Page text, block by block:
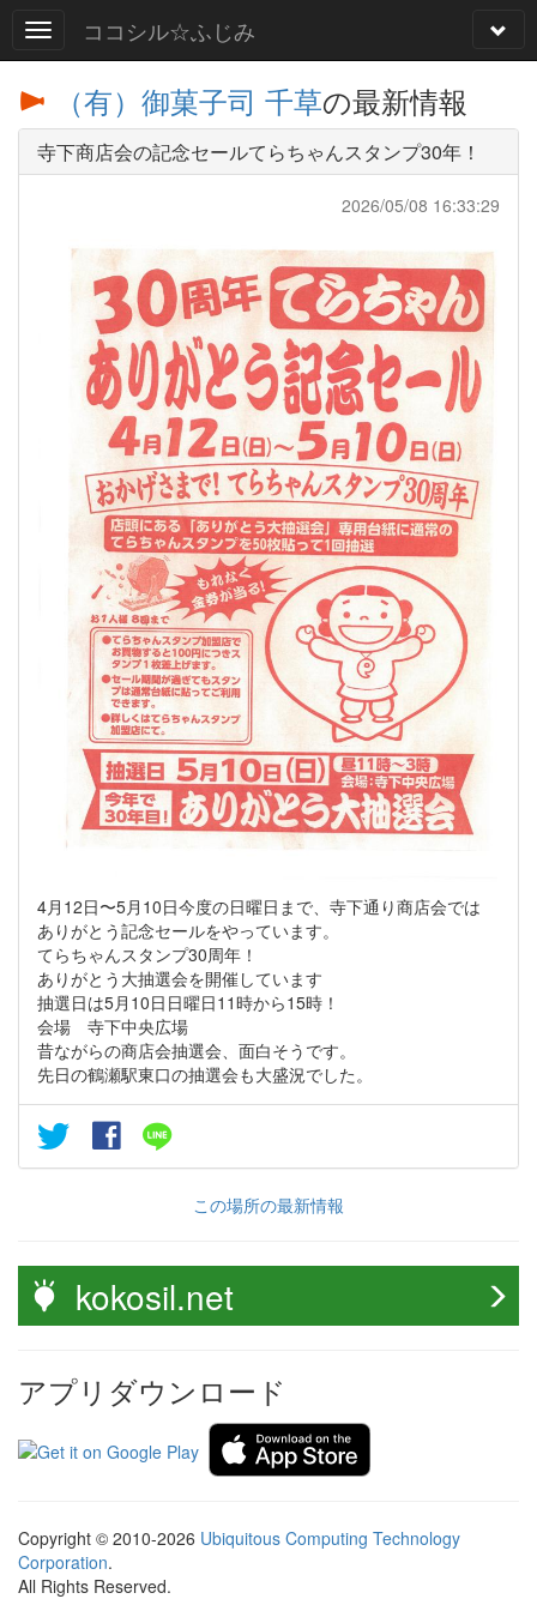
ココシル☆ふじみ
（有）御菓子司 千草の最新情報
寺下商店会の記念セールてらちゃんスタンプ30年！
2026/05/08 16:33:29
4月12日〜5月10日今度の日曜日まで、寺下通り商店会では
ありがとう記念セールをやっています。
てらちゃんスタンプ30周年！
ありがとう大抽選会を開催しています
抽選日は5月10日日曜日11時から15時！
会場 寺下中央広場
昔ながらの商店会抽選会、面白そうです。
先日の鶴瀬駅東口の抽選会も大盛況でした。
この場所の最新情報
kokosil.net
アプリダウンロード
Copyright © 2010-2026 Ubiquitous Computing Technology
Corporation.
All Rights Reserved.